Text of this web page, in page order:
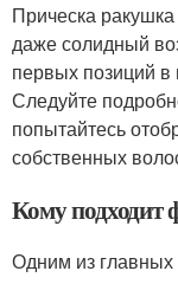
Прическа
даже солидный
первых позиций в
Следуйте
попытайтесь
собственных
Кому подходит
Одним из главных